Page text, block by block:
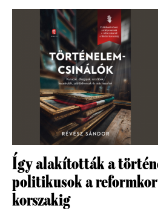
Így alakították a
politikusok a
korszakig